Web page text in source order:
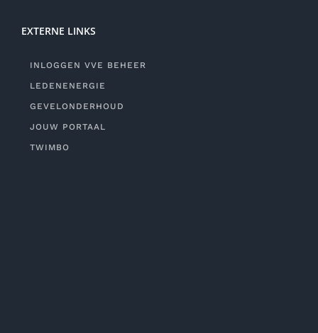
EXTERNE LINKS
INLOGGEN VVE BEHEER
LEDENENERGIE
GEVELONDERHOUD
JOUW PORTAAL
TWIMBO